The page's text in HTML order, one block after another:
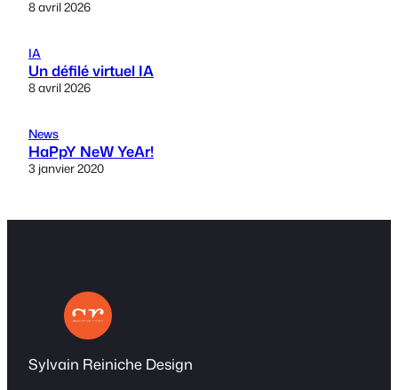
8 avril 2026
IA
Un défilé virtuel IA
8 avril 2026
News
HaPpY NeW YeAr!
3 janvier 2020
Sylvain Reiniche Design